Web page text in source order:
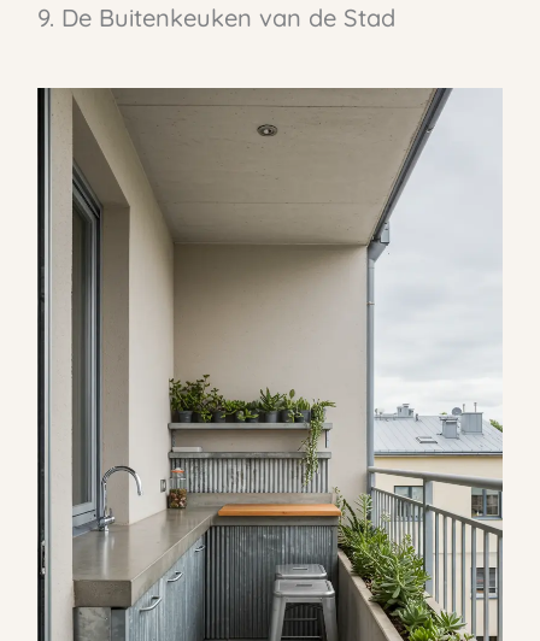
9. De Buitenkeuken van de Stad